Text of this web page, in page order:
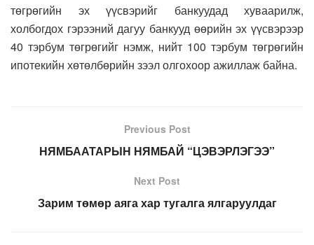
төгрөгийн эх үүсвэрийг банкуудад хуваарилж,
холбогдох гэрээний дагуу банкууд өөрийн эх үүсвэрээр
40 тэрбум төгрөгийг нэмж, нийт 100 тэрбум төгрөгийн
ипотекийн хөтөлбөрийн зээл олгохоор ажиллаж байна.
Previous Post
НЯМБААТАРЫН НЯМБАЙ “ЦЭВЭРЛЭГЭЭ”
Next Post
Зарим төмөр аяга хар тугалга ялгаруулдаг